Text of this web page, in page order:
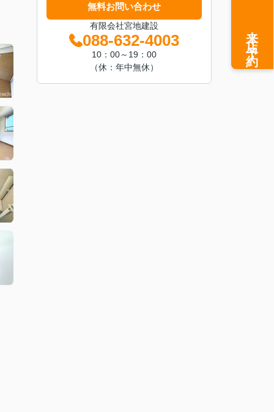
無料お問い合わせ
有限会社宮地建設
088-632-4003
10：00～19：00
（休：年中無休）
来店予約